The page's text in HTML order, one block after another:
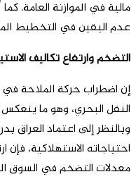
مالية في الموازنة العامة.
عدم اليقين في التخطيط
التضخم وارتفاع تكاليف
إن اضطراب حركة الملاحة في
النقل البحري، وهو ما
وبالنظر إلى اعتماد العراق
احتياجاته الاستهلاكية، فإن
معدلات التضخم في السوق